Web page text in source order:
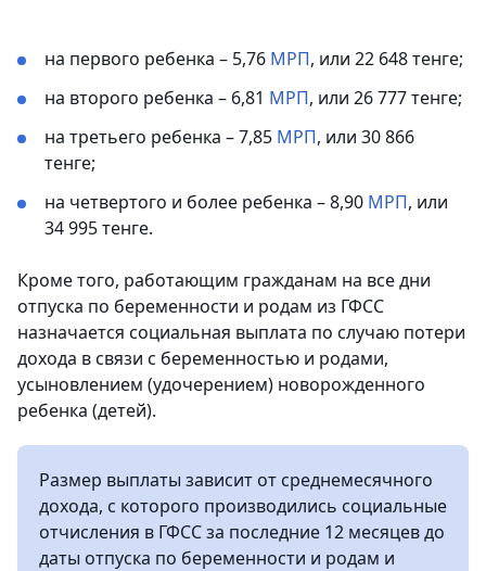
на первого ребенка – 5,76 МРП, или 22 648 тенге;
на второго ребенка – 6,81 МРП, или 26 777 тенге;
на третьего ребенка – 7,85 МРП, или 30 866
тенге;
на четвертого и более ребенка – 8,90 МРП, или
34 995 тенге.
Кроме того, работающим гражданам на все дни
отпуска по беременности и родам из ГФСС
назначается социальная выплата по случаю потери
дохода в связи с беременностью и родами,
усыновлением (удочерением) новорожденного
ребенка (детей).
Размер выплаты зависит от среднемесячного
дохода, с которого производились социальные
отчисления в ГФСС за последние 12 месяцев до
даты отпуска по беременности и родам и